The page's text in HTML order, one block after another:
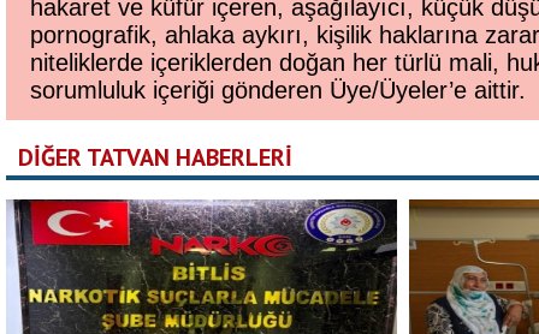
hakaret ve küfür içeren, aşağılayıcı, küçük
pornografik, ahlaka aykırı, kişilik haklarına
niteliklerde içeriklerden doğan her türlü mali,
sorumluluk içeriği gönderen Üye/Üyeler’e aittir.
DİĞER TATVAN HABERLERİ